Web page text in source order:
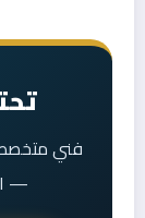
فني
—